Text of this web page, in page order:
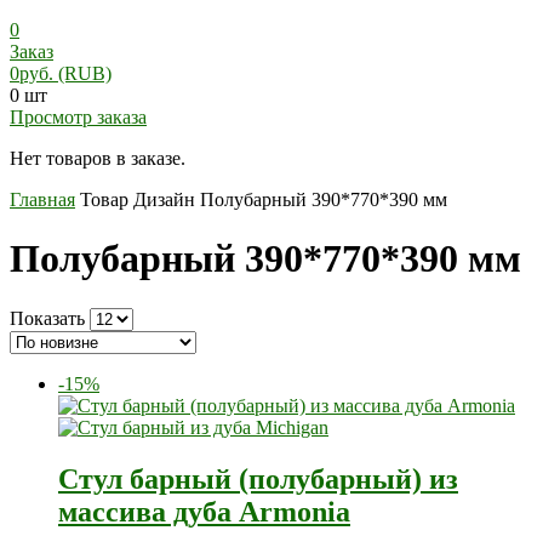
0
Заказ
0руб. (RUB)
0 шт
Просмотр заказа
Нет товаров в заказе.
Главная Товар Дизайн Полубарный 390*770*390 мм
Полубарный 390*770*390 мм
Показать
-15%
Стул барный (полубарный) из
массива дуба Armonia